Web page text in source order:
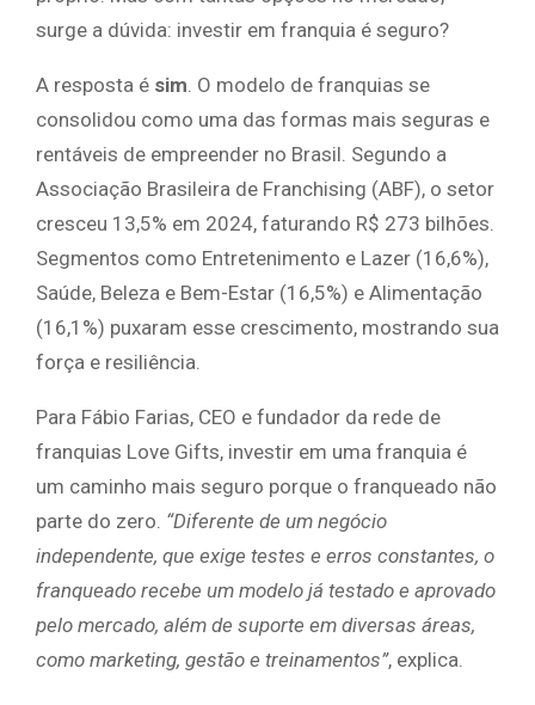
surge a dúvida: investir em franquia é seguro?
A resposta é sim. O modelo de franquias se
consolidou como uma das formas mais seguras e
rentáveis de empreender no Brasil. Segundo a
Associação Brasileira de Franchising (ABF), o setor
cresceu 13,5% em 2024, faturando R$ 273 bilhões.
Segmentos como Entretenimento e Lazer (16,6%),
Saúde, Beleza e Bem-Estar (16,5%) e Alimentação
(16,1%) puxaram esse crescimento, mostrando sua
força e resiliência.
Para Fábio Farias, CEO e fundador da rede de
franquias Love Gifts, investir em uma franquia é
um caminho mais seguro porque o franqueado não
parte do zero. “Diferente de um negócio
independente, que exige testes e erros constantes, o
franqueado recebe um modelo já testado e aprovado
pelo mercado, além de suporte em diversas áreas,
como marketing, gestão e treinamentos”, explica.